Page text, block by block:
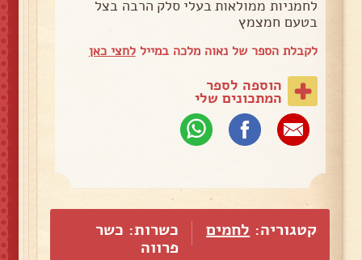
לחמניות ממולאות בעלי סלק הרבה בצל
בטעם חמצמץ
לקבלת הספר של נאוה מלכה במייללחצי כאן
הוספה לספר
המתכונים שלי
קטגוריה:לחמים
כשרות: כשר
פרווה